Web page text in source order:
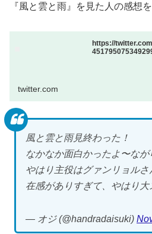
『風と雲と雨』を見た人の感想
https://
twitter.com
風と雲と雨見終わった！
なかなか面白かったよ〜な
やはり主役はグァンリョル
在感がありすぎて、やはり
— オジ (@handradaisuki)